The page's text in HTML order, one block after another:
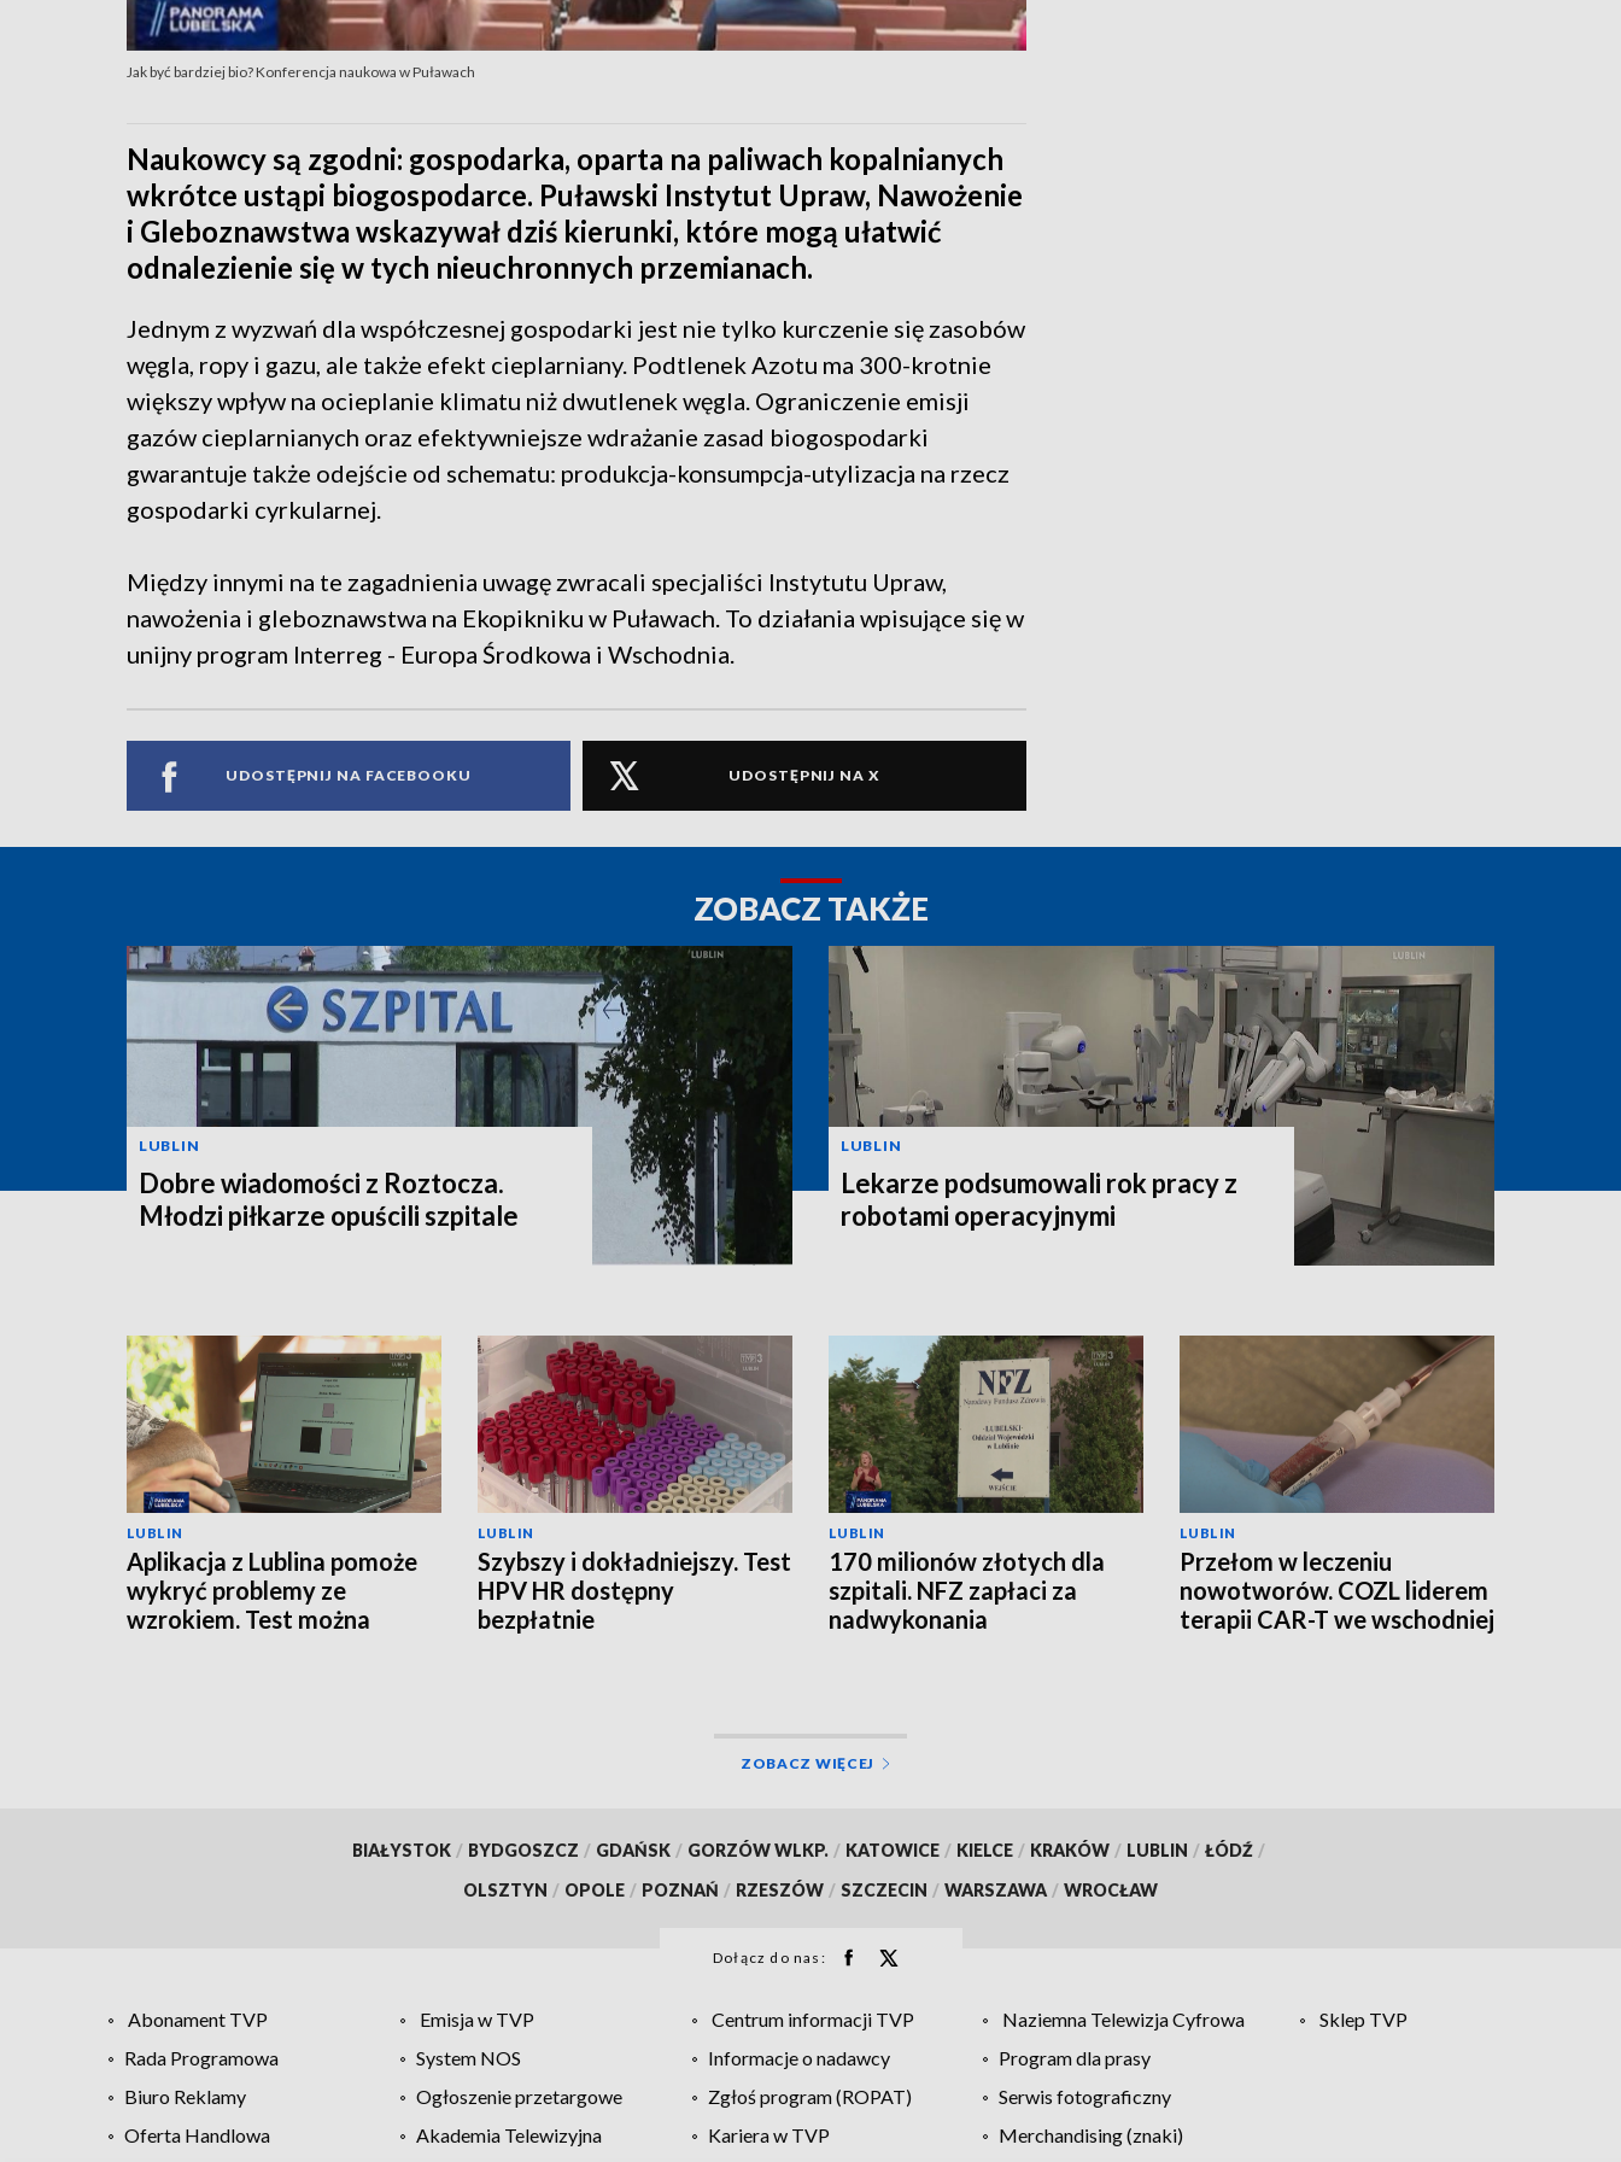
Jak być bardziej bio? Konferencja naukowa w Puławach
Naukowcy są zgodni: gospodarka, oparta na paliwach kopalnianych
wkrótce ustąpi biogospodarce. Puławski Instytut Upraw, Nawożenie
i Gleboznawstwa wskazywał dziś kierunki, które mogą ułatwić
odnalezienie się w tych nieuchronnych przemianach.
Jednym z wyzwań dla współczesnej gospodarki jest nie tylko kurczenie się zasobów
węgla, ropy i gazu, ale także efekt cieplarniany. Podtlenek Azotu ma 300-krotnie
większy wpływ na ocieplanie klimatu niż dwutlenek węgla. Ograniczenie emisji
gazów cieplarnianych oraz efektywniejsze wdrażanie zasad biogospodarki
gwarantuje także odejście od schematu: produkcja-konsumpcja-utylizacja na rzecz
gospodarki cyrkularnej.
Między innymi na te zagadnienia uwagę zwracali specjaliści Instytutu Upraw,
nawożenia i gleboznawstwa na Ekopikniku w Puławach. To działania wpisujące się w
unijny program Interreg - Europa Środkowa i Wschodnia.
UDOSTĘPNIJ NA FACEBOOKU UDOSTĘPNIJ NA X
ZOBACZ TAKŻE
LUBLIN
Dobre wiadomości z Roztocza.
Młodzi piłkarze opuścili szpitale
LUBLIN
Lekarze podsumowali rok pracy z
robotami operacyjnymi
LUBLIN
Aplikacja z Lublina pomoże
wykryć problemy ze
wzrokiem. Test można
LUBLIN
Szybszy i dokładniejszy. Test
HPV HR dostępny
bezpłatnie
LUBLIN
170 milionów złotych dla
szpitali. NFZ zapłaci za
nadwykonania
LUBLIN
Przełom w leczeniu
nowotworów. COZL liderem
terapii CAR-T we wschodniej
ZOBACZ WIĘCEJ
BIAŁYSTOK / BYDGOSZCZ / GDAŃSK / GORZÓW WLKP. / KATOWICE / KIELCE / KRAKÓW / LUBLIN / ŁÓDŹ /
OLSZTYN / OPOLE / POZNAŃ / RZESZÓW / SZCZECIN / WARSZAWA / WROCŁAW
Dołącz do nas:
Abonament TVP Emisja w TVP Centrum informacji TVP Naziemna Telewizja Cyfrowa
Sklep TVP
Rada Programowa
System NOS Informacje o nadawcy
Program dla prasy
Biuro Reklamy
Ogłoszenie przetargowe Zgłoś program (ROPAT)
Serwis fotograficzny
Oferta Handlowa
Akademia Telewizyjna Kariera w TVP
Merchandising (znaki)